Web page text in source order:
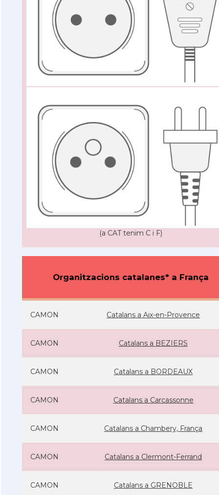
(a CAT tenim C i F)
Organitzacions catalanes* a França
CAMON Catalans a Aix-en-Provence
CAMON Catalans a BEZIERS
CAMON Catalans a BORDEAUX
CAMON Catalans a Carcassonne
CAMON Catalans a Chambery, França
CAMON Catalans a Clermont-Ferrand
CAMON Catalans a GRENOBLE